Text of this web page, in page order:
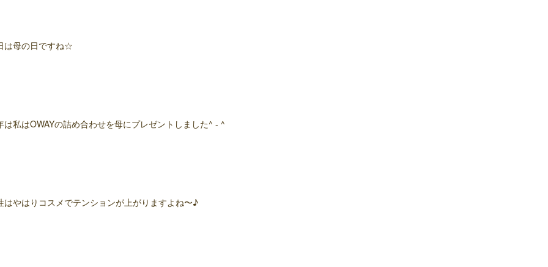
は母の日ですね☆
は私はOWAYの詰め合わせを母にプレゼントしました^ - ^
はやはりコスメでテンションが上がりますよね〜♪